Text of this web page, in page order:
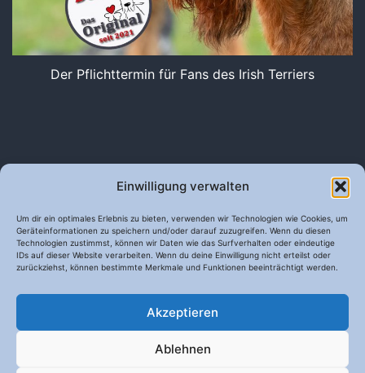
Einwilligung verwalten
Um dir ein optimales Erlebnis zu bieten, verwenden wir Technologien wie Cookies, um
Geräteinformationen zu speichern und/oder darauf zuzugreifen. Wenn du diesen
Technologien zustimmst, können wir Daten wie das Surfverhalten oder eindeutige
IDs auf dieser Website verarbeiten. Wenn du deine Einwilligung nicht erteilst oder
zurückziehst, können bestimmte Merkmale und Funktionen beeinträchtigt werden.
Akzeptieren
Ablehnen
Der Pflichttermin für Fans des Irish Terriers
Wir Unsere Hunde
Aktuelles Welpen
MCGOWAN IRISH TERRIER